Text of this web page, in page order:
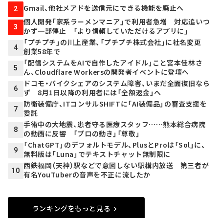
2 Gmail、他社メアドを送信元にできる機能を廃止へ
3
個人開発「家系ラーメンマニア」で利用者急増 対応追いつ
かず一部停止 「より信頼していただけるアプリに」
4
「プチプチ」の川上産業、「プチプチ株式会社」に社名変更
創業58年で
5
「配信システムをAIで自作したアイドル」こと宮本佳林さ
ん、Cloudflare Workersの開発者イベントに登壇へ
6
ドコモ・バイクシェアのシステム障害、いまだ全面復旧なら
ず 8月1日以降の利用者には「全額返金」へ
7
防衛装備庁、ITコンサルSHIFTに「AI装備品」の審査支援を
委託
8
手術中の大地震、患者守る医療スタッフ……熊本総合病院
の動画に反響 「プロの動き」「尊敬」
9
「ChatGPT」のデフォルトモデル、PlusとProは「Sol」に、
無料版は「Luna」でテキストチャット無制限に
10
西鉄福岡（天神）駅などで意図しない駅構内放送 第三者が
有名YouTuberの音声を不正に流したか
ランキングをもっと見る